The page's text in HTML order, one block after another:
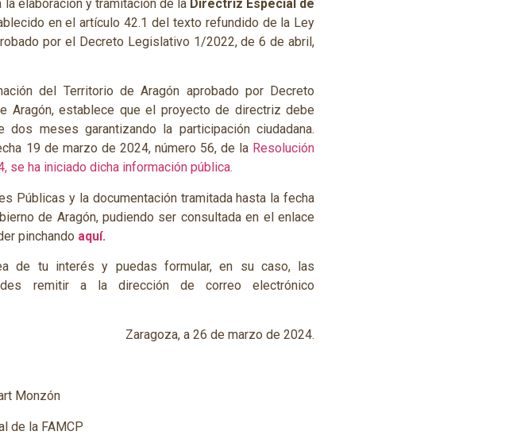
elaboración y tramitación de la Directriz Especial de
en el artículo 42.1 del texto refundido de la Ley
por el Decreto Legislativo 1/2022, de 6 de abril,
del Territorio de Aragón aprobado por Decreto
Aragón, establece que el proyecto de directriz debe
meses garantizando la participación ciudadana.
19 de marzo de 2024, número 56, de la Resolución
se ha iniciado dicha información pública.
Públicas y la documentación tramitada hasta la fecha
de Aragón, pudiendo ser consultada en el enlace
pinchando aquí.
de tu interés y puedas formular, en su caso, las
remitir a la dirección de correo electrónico
Zaragoza, a 26 de marzo de 2024.
Monzón
de la FAMCP